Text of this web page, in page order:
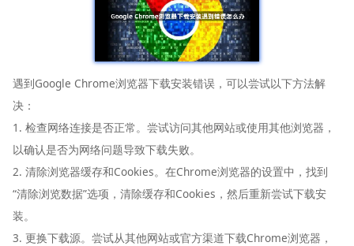
遇到Google Chrome浏览器下载安装错误，可以尝试以下方法解
决：
1. 检查网络连接是否正常。尝试访问其他网站或使用其他浏览器，
以确认是否为网络问题导致下载失败。
2. 清除浏览器缓存和Cookies。在Chrome浏览器的设置中，找到
“清除浏览数据”选项，清除缓存和Cookies，然后重新尝试下载安
装。
3. 更换下载源。尝试从其他网站或官方渠道下载Chrome浏览器，